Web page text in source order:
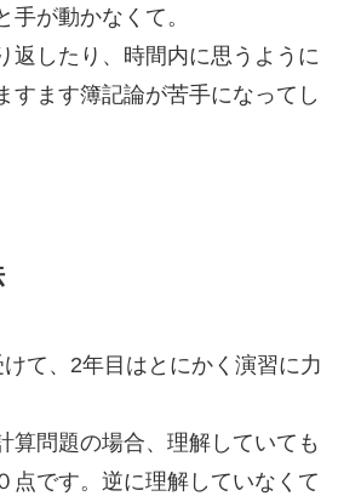
手が動かなくて。
返したり、時間内に思うように
すます簿記論が苦手になってし
て、2年目はとにかく演習に力
算問題の場合、理解していても
点です。逆に理解していなくて